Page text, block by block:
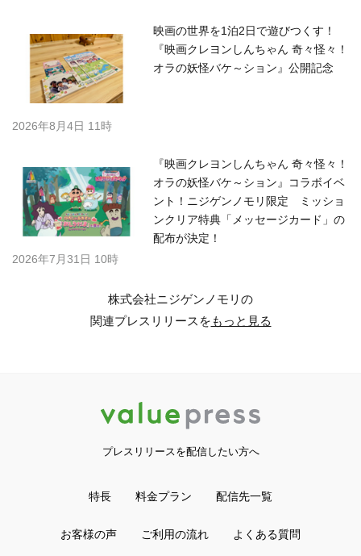
映画の世界を1泊2日で遊びつくす！
『映画クレヨンしんちゃん 奇々怪々！
オラの妖怪バケ～ション』公開記念
2026年8月4日 11時
『映画クレヨンしんちゃん 奇々怪々！
オラの妖怪バケ～ション』コラボイベ
ント！ニジゲンノモリ限定 ミッショ
ンクリア特典「メッセージカード」の
配布が決定！
2026年7月31日 10時
株式会社ニジゲンノモリの
関連プレスリリースをもっと見る
プレスリリースを配信したい方へ
特長 料金プラン 配信先一覧
お客様の声 ご利用の流れ よくある質問